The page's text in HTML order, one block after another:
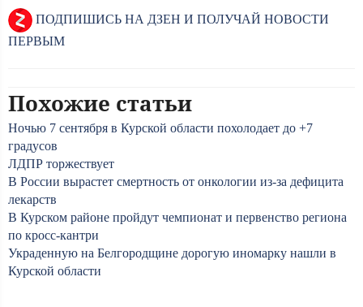
ПОДПИШИСЬ НА ДЗЕН И ПОЛУЧАЙ НОВОСТИ
ПЕРВЫМ
Похожие статьи
Ночью 7 сентября в Курской области похолодает до +7
градусов
ЛДПР торжествует
В России вырастет смертность от онкологии из-за дефицита
лекарств
В Курском районе пройдут чемпионат и первенство региона
по кросс-кантри
Украденную на Белгородщине дорогую иномарку нашли в
Курской области